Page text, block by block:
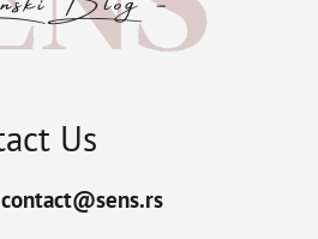
Us
contact@sens.rs